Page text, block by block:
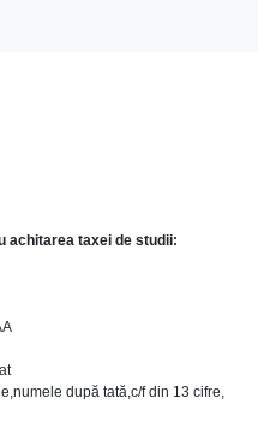
achitarea taxei de studii:
după tată,c/f din 13 cifre,